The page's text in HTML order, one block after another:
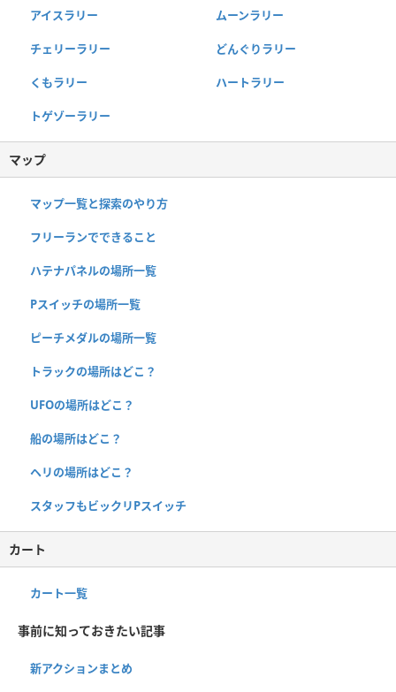
アイスラリー ムーンラリー
チェリーラリー どんぐりラリー
くもラリー ハートラリー
トゲゾーラリー
マップ
マップ一覧と探索のやり方
フリーランでできること
ハテナパネルの場所一覧
Pスイッチの場所一覧
ピーチメダルの場所一覧
トラックの場所はどこ？
UFOの場所はどこ？
船の場所はどこ？
ヘリの場所はどこ？
スタッフもビックリPスイッチ
カート
カート一覧
事前に知っておきたい記事
新アクションまとめ